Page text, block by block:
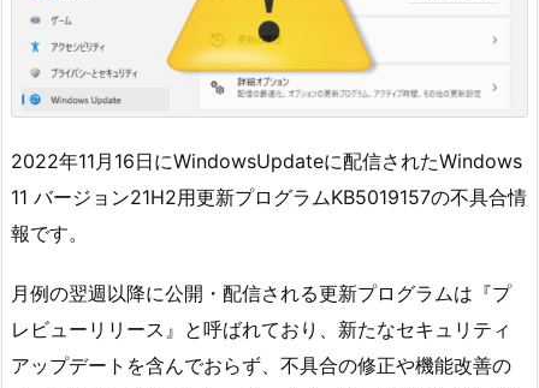
2022年11月16日にWindowsUpdateに配信されたWindows
11 バージョン21H2用更新プログラムKB5019157の不具合情
報です。
月例の翌週以降に公開・配信される更新プログラムは『プ
レビューリリース』と呼ばれており、新たなセキュリティ
アップデートを含んでおらず、不具合の修正や機能改善の